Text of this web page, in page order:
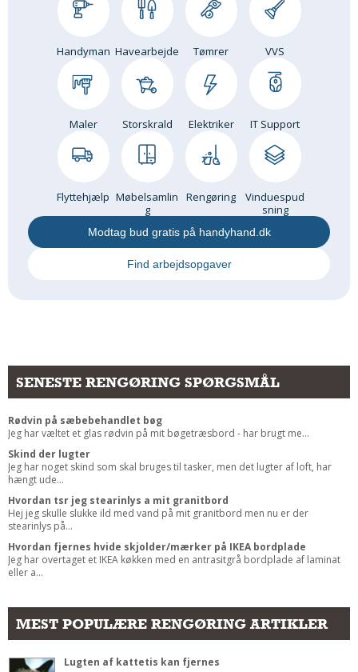
Handyman Havearbejde Tømrer VVS
Maler Storskrald Elektriker IT Support
Flyttehjælp Møbelsamlin
g
Rengøring
Vinduespud
sning
Modtag bud gratis på handyhand.dk
Find arbejdsopgaver
SENESTE RENGØRING SPØRGSMÅL
Rødvin på sæbebehandlet bøg
Jeg har væltet et glas rødvin på mit bøgetræsbord - har brugt me...
Skind der lugter
Jeg har noget skind som skal bruges til tasker, men det lugter af loft, har
hængt ude...
Hvordan tsr jeg stearinlys a mit granitbord
Hej jeg skulle slukke ild med vand på mit granitbord men nu er der
stearinlys på...
Hvordan fjernes hvide skjolder/mærker på IKEA bordplade
Jeg har overtaget et IKEA køkken med en antrasitgrå bordplade af laminat
eller a...
MEST POPULÆRE RENGØRING ARTIKLER
Lugten af kattetis kan fjernes